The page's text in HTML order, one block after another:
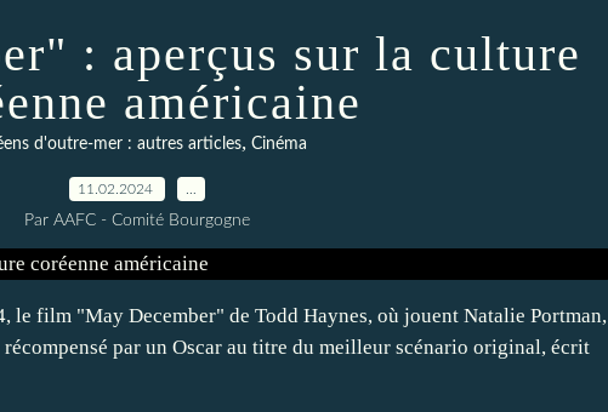
: aperçus sur la culture
américaine
d'outre-mer : autres articles, Cinéma
11.02.2024
Par AAFC - Comité Bourgogne
le film "May December" de Todd Haynes, où jouent Natalie Portman,
par un Oscar au titre du meilleur scénario original, écrit